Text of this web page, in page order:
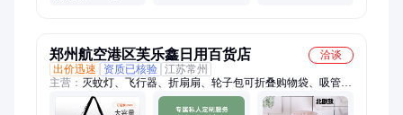
郑州航空港区芙乐鑫日用百货店
洽谈
出价迅速
资质已核验 江苏常州
主营： 灭蚊灯、飞行器、折扇扇、轮子包可折叠购物袋、吸管
杯、果蔬盘、玻璃杯、玩具女、棒球帽、年袜子、led户外、钥匙